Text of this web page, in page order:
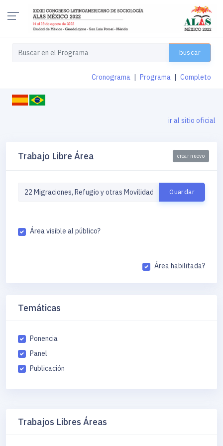
buscar
Cronograma Programa Completo
ir al sitio oficial
Trabajo Libre Área crear nuevo
Área visible al público?
Área habilitada?
Temáticas
Ponencia
Panel
Publicación
Trabajos Libres Áreas